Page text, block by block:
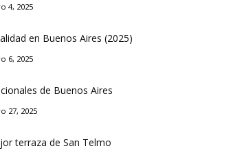
4, 2025
en Buenos Aires (2025)
6, 2025
de Buenos Aires
27, 2025
terraza de San Telmo